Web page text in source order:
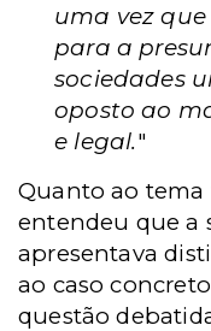
uma vez
para a
sociedades
oposto ao
e legal."
Quanto ao tema
entendeu que a
apresentava
ao caso
questão